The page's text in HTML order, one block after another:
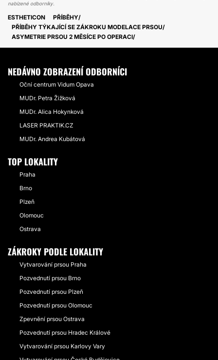
nabízené odborníky.
ESTHETICON
PŘÍBĚHY
PŘÍBĚHY TÝKAJÍCÍ SE ZÁKROKU MODELACE PRSOU
ASYMETRIE PRSOU 2 MĚSÍCE PO OPERACI
NEDÁVNO ZOBRAZENÍ ODBORNÍCI
Oční centrum Vidum Opava
MUDr. Petra Žižková
MUDr. Alica Hokynková
LASER PRAKTIK.CZ
MUDr. Andrea Kubátová
TOP LOKALITY
Praha
Brno
Plzeň
Olomouc
Ostrava
ZÁKROKY PODLE LOKALITY
Vytvarování prsou Praha
Pozvednutí prsou Brno
Pozvednutí prsou Plzeň
Pozvednutí prsou Olomouc
Zpevnění prsou Ostrava
Pozvednutí prsou Hradec Králové
Vytvarování prsou Karlovy Vary